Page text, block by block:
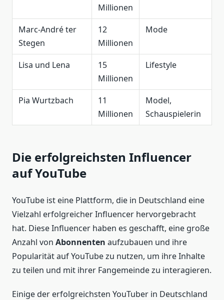
Millionen
Marc-André ter
Stegen
12
Millionen
Mode
Lisa und Lena
15
Millionen
Lifestyle
Pia Wurtzbach
11
Millionen
Model,
Schauspielerin
Die erfolgreichsten Influencer
auf YouTube
YouTube ist eine Plattform, die in Deutschland eine
Vielzahl erfolgreicher Influencer hervorgebracht
hat. Diese Influencer haben es geschafft, eine große
Anzahl von Abonnenten aufzubauen und ihre
Popularität auf YouTube zu nutzen, um ihre Inhalte
zu teilen und mit ihrer Fangemeinde zu interagieren.
Einige der erfolgreichsten YouTuber in Deutschland